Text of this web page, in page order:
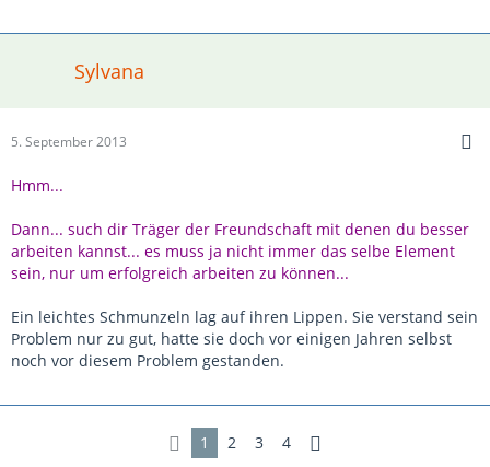
Sylvana
5. September 2013
Hmm...
Dann... such dir Träger der Freundschaft mit denen du besser
arbeiten kannst... es muss ja nicht immer das selbe Element
sein, nur um erfolgreich arbeiten zu können...
Ein leichtes Schmunzeln lag auf ihren Lippen. Sie verstand sein
Problem nur zu gut, hatte sie doch vor einigen Jahren selbst
noch vor diesem Problem gestanden.
1 2 3 4